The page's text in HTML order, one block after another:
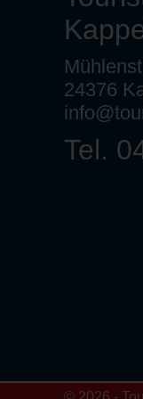
24376
Tel.